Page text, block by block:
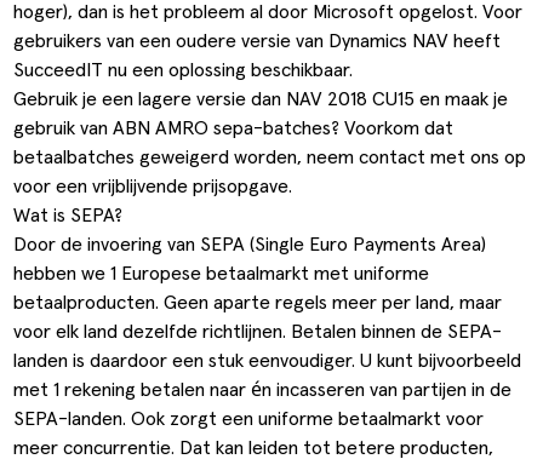
doelen
hoger), dan is het probleem al door Microsoft opgelost. Voor
gebruikers van een oudere versie van Dynamics NAV heeft
SucceedIT nu een oplossing beschikbaar.
Gebruik je een lagere versie dan NAV 2018 CU15 en maak je
gebruik van ABN AMRO sepa-batches? Voorkom dat
betaalbatches geweigerd worden, neemcontact met ons op
voor een vrijblijvende prijsopgave.
Wat is SEPA?
Door de invoering van SEPA (Single Euro Payments Area)
hebben we 1 Europese betaalmarkt met uniforme
betaalproducten. Geen aparte regels meer per land, maar
voor elk land dezelfde richtlijnen. Betalen binnen de SEPA-
landen is daardoor een stuk eenvoudiger. U kunt bijvoorbeeld
met 1 rekening betalen naar én incasseren van partijen in de
SEPA-landen. Ook zorgt een uniforme betaalmarkt voor
meer concurrentie. Dat kan leiden tot betere producten,